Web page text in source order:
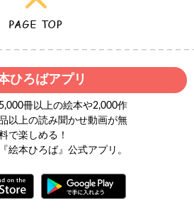
ひろばアプリ
5,000冊以上の絵本や2,000作
以上の読み聞かせ動画が無
で楽しめる！
『絵本ひろば』公式アプリ。